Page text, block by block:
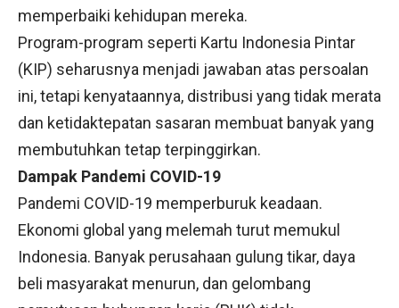
memperbaiki kehidupan mereka.
Program-program seperti Kartu Indonesia Pintar
(KIP) seharusnya menjadi jawaban atas persoalan
ini, tetapi kenyataannya, distribusi yang tidak merata
dan ketidaktepatan sasaran membuat banyak yang
membutuhkan tetap terpinggirkan.
Dampak Pandemi COVID-19
Pandemi COVID-19 memperburuk keadaan.
Ekonomi global yang melemah turut memukul
Indonesia. Banyak perusahaan gulung tikar, daya
beli masyarakat menurun, dan gelombang